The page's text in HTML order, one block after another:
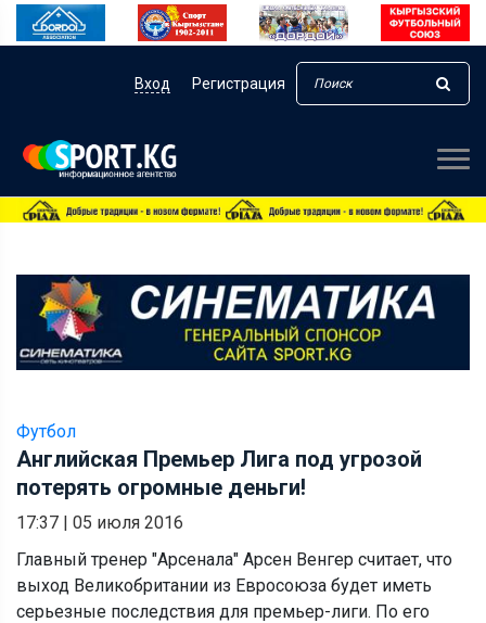
Вход Регистрация
Футбол
Английская Премьер Лига под угрозой
потерять огромные деньги!
17:37 | 05 июля 2016
Главный тренер "Арсенала" Арсен Венгер считает, что
выход Великобритании из Евросоюза будет иметь
серьезные последствия для премьер-лиги. По его